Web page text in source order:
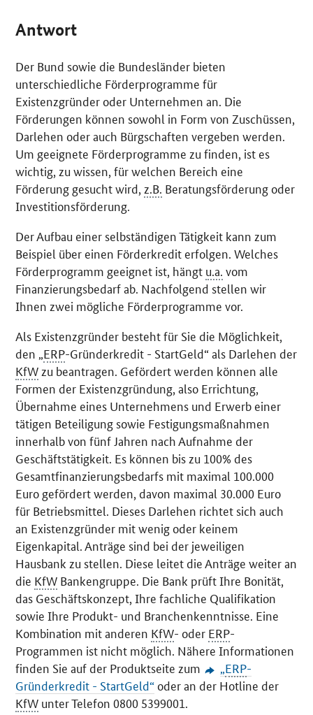
Antwort
Der Bund sowie die Bundesländer bieten
unterschiedliche Förderprogramme für
Existenzgründer oder Unternehmen an. Die
Förderungen können sowohl in Form von Zuschüssen,
Darlehen oder auch Bürgschaften vergeben werden.
Um geeignete Förderprogramme zu finden, ist es
wichtig, zu wissen, für welchen Bereich eine
Förderung gesucht wird, z.B. Beratungsförderung oder
Investitionsförderung.
Der Aufbau einer selbständigen Tätigkeit kann zum
Beispiel über einen Förderkredit erfolgen. Welches
Förderprogramm geeignet ist, hängt u.a. vom
Finanzierungsbedarf ab. Nachfolgend stellen wir
Ihnen zwei mögliche Förderprogramme vor.
Als Existenzgründer besteht für Sie die Möglichkeit,
den „ERP-Gründerkredit - StartGeld“ als Darlehen der
KfW zu beantragen. Gefördert werden können alle
Formen der Existenzgründung, also Errichtung,
Übernahme eines Unternehmens und Erwerb einer
tätigen Beteiligung sowie Festigungsmaßnahmen
innerhalb von fünf Jahren nach Aufnahme der
Geschäftstätigkeit. Es können bis zu 100% des
Gesamtfinanzierungsbedarfs mit maximal 100.000
Euro gefördert werden, davon maximal 30.000 Euro
für Betriebsmittel. Dieses Darlehen richtet sich auch
an Existenzgründer mit wenig oder keinem
Eigenkapital. Anträge sind bei der jeweiligen
Hausbank zu stellen. Diese leitet die Anträge weiter an
die KfW Bankengruppe. Die Bank prüft Ihre Bonität,
das Geschäftskonzept, Ihre fachliche Qualifikation
sowie Ihre Produkt- und Branchenkenntnisse. Eine
Kombination mit anderen KfW- oder ERP-
Programmen ist nicht möglich. Nähere Informationen
finden Sie auf der Produktseite zum
„ERP-
Gründerkredit - StartGeld“oder an der Hotline der
KfW unter Telefon 0800 5399001.